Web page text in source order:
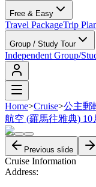
Free & Easy
Travel PackageTrip
Group / Study Tour
Independent Group/
Home>Cruise>公主郵
航空 (羅馬往雅典) 10
Previous slide
Cruise Information
Address: